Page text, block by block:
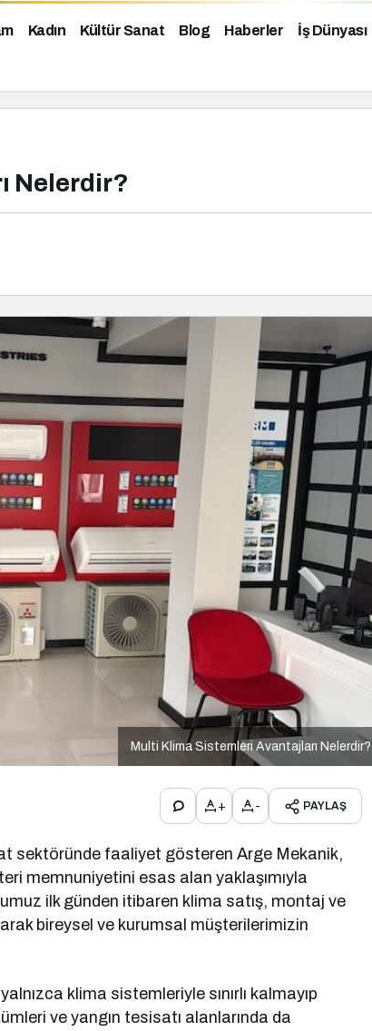
Kadın Kültür Sanat Blog Haberler İş Dünyası
Nelerdir?
Multi Klima Sistemleri Avantajları Nelerdir?
+ - PAYLAŞ
sektöründe faaliyet gösteren Arge Mekanik,
memnuniyetini esas alan yaklaşımıyla
ilk günden itibaren klima satış, montaj ve
bireysel ve kurumsal müşterilerimizin
klima sistemleriyle sınırlı kalmayıp
ve yangın tesisatı alanlarında da